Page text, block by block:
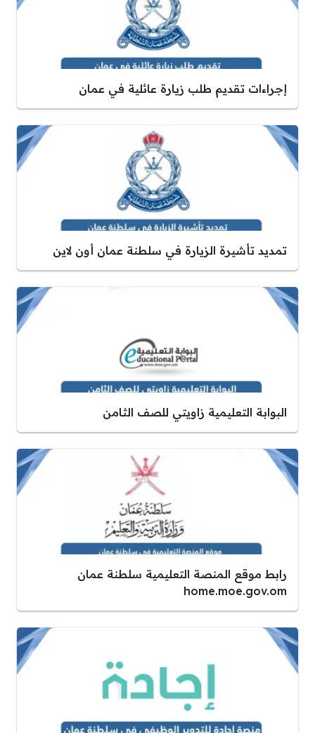
إجراءات تقديم طلب زيارة عائلية في عمان
تمديد تأشيرة الزيارة في سلطنة عمان أون لاين
البوابة التعليمية زاويتي للصف الثامن
رابط موقع المنصة التعليمية سلطنة عمان
home.moe.gov.om